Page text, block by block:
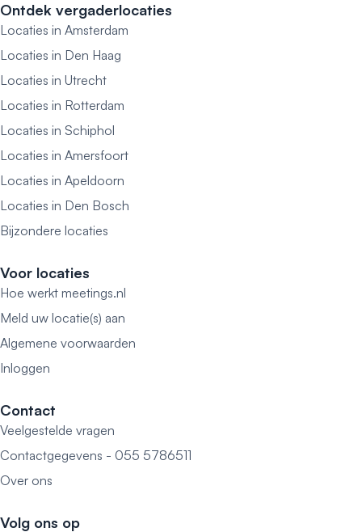
Ontdek vergaderlocaties
Locaties in Amsterdam
Locaties in Den Haag
Locaties in Utrecht
Locaties in Rotterdam
Locaties in Schiphol
Locaties in Amersfoort
Locaties in Apeldoorn
Locaties in Den Bosch
Bijzondere locaties
Voor locaties
Hoe werkt meetings.nl
Meld uw locatie(s) aan
Algemene voorwaarden
Inloggen
Contact
Veelgestelde vragen
Contactgegevens - 055 5786511
Over ons
Volg ons op